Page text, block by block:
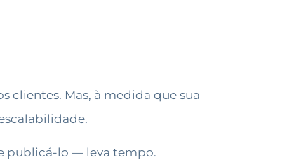
clientes. Mas, à medida que sua
publicá-lo — leva tempo.